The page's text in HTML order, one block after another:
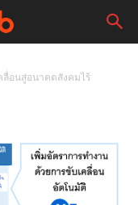
ลื่อนสู่อนาคตสังคมไร้